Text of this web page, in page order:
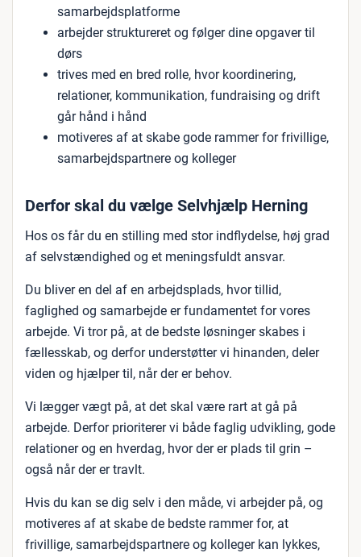
samarbejdsplatforme
arbejder struktureret og følger dine opgaver til
dørs
trives med en bred rolle, hvor koordinering,
relationer, kommunikation, fundraising og drift
går hånd i hånd
motiveres af at skabe gode rammer for frivillige,
samarbejdspartnere og kolleger
Derfor skal du vælge Selvhjælp Herning
Hos os får du en stilling med stor indflydelse, høj grad
af selvstændighed og et meningsfuldt ansvar.
Du bliver en del af en arbejdsplads, hvor tillid,
faglighed og samarbejde er fundamentet for vores
arbejde. Vi tror på, at de bedste løsninger skabes i
fællesskab, og derfor understøtter vi hinanden, deler
viden og hjælper til, når der er behov.
Vi lægger vægt på, at det skal være rart at gå på
arbejde. Derfor prioriterer vi både faglig udvikling, gode
relationer og en hverdag, hvor der er plads til grin –
også når der er travlt.
Hvis du kan se dig selv i den måde, vi arbejder på, og
motiveres af at skabe de bedste rammer for, at
frivillige, samarbejdspartnere og kolleger kan lykkes,